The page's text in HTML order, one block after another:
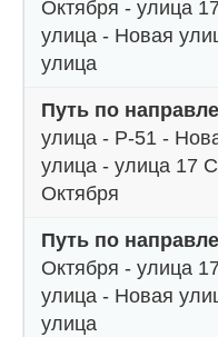
Октября - улица
улица - Новая
улица
Путь по
улица - Р-51 -
улица - улица 17
Октября
Путь по
Октября - улица
улица - Новая
улица